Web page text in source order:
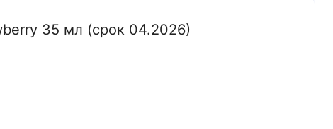
35 мл (срок 04.2026)